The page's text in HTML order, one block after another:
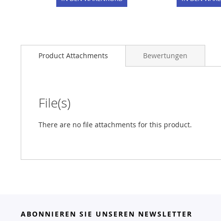
Product Attachments
File(s)
There are no file attachments for this product.
Bewertungen
ABONNIEREN SIE UNSEREN NEWSLETTER